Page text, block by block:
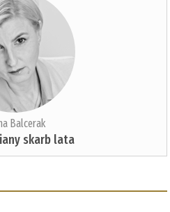
Balcerak
skarb lata